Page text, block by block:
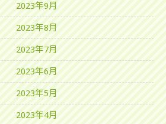
2023年9月
2023年8月
2023年7月
2023年6月
2023年5月
2023年4月